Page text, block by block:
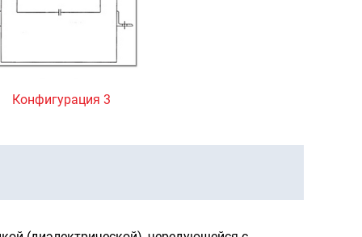
Конфигурация 3